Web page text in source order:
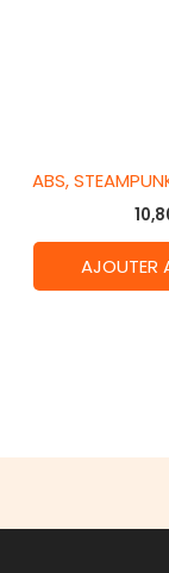
ABS,
AJOUTER